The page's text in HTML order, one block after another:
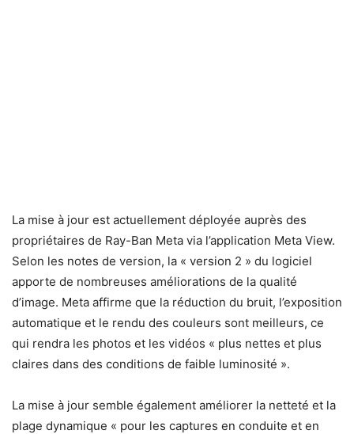
La mise à jour est actuellement déployée auprès des
propriétaires de Ray-Ban Meta via l’application Meta View.
Selon les notes de version, la « version 2 » du logiciel
apporte de nombreuses améliorations de la qualité
d’image. Meta affirme que la réduction du bruit, l’exposition
automatique et le rendu des couleurs sont meilleurs, ce
qui rendra les photos et les vidéos « plus nettes et plus
claires dans des conditions de faible luminosité ».
La mise à jour semble également améliorer la netteté et la
plage dynamique « pour les captures en conduite et en